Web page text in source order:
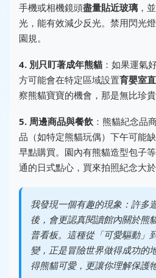
手機或相機鏡頭盡量貼近玻璃 ，
光，能有效減少反光。禁用閃光
園規。
4. 別只盯著成年熊貓 ：如果運氣
方可能會在特定區域設置育嬰室
察熊貓寶寶的機會，那是無比珍貴
5. 周邊商品與餐飲 ：熊貓紀念品
品（如特定熊貓玩偶）下午可能
早點購買。園內有熊貓造型包子
通的日式點心，買來拍照紀念大於
我發現一個有趣的現象：許多
後，會更認真閱讀館內關於熊
普看板。這種從「可愛驅動」
變，正是冒險世界做得成功
得熊貓可愛，更讓你理解保護